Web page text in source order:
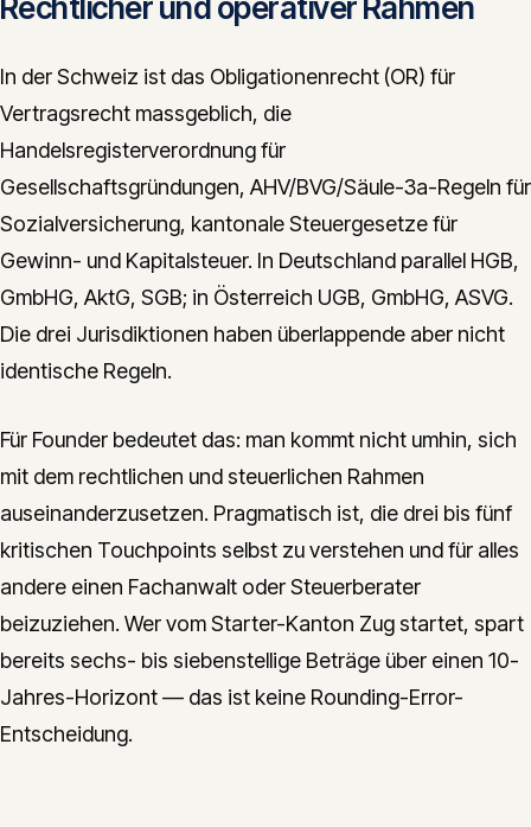
Rechtlicher und operativer Rahmen
In der Schweiz ist das Obligationenrecht (OR) für
Vertragsrecht massgeblich, die
Handelsregisterverordnung für
Gesellschaftsgründungen, AHV/BVG/Säule-3a-Regeln für
Sozialversicherung, kantonale Steuergesetze für
Gewinn- und Kapitalsteuer. In Deutschland parallel HGB,
GmbHG, AktG, SGB; in Österreich UGB, GmbHG, ASVG.
Die drei Jurisdiktionen haben überlappende aber nicht
identische Regeln.
Für Founder bedeutet das: man kommt nicht umhin, sich
mit dem rechtlichen und steuerlichen Rahmen
auseinanderzusetzen. Pragmatisch ist, die drei bis fünf
kritischen Touchpoints selbst zu verstehen und für alles
andere einen Fachanwalt oder Steuerberater
beizuziehen. Wer vom Starter-Kanton Zug startet, spart
bereits sechs- bis siebenstellige Beträge über einen 10-
Jahres-Horizont — das ist keine Rounding-Error-
Entscheidung.